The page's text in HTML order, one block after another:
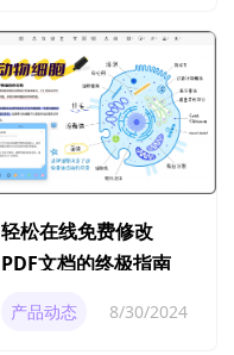
轻松在线免费修改
PDF文档的终极指南
产品动态 8/30/2024